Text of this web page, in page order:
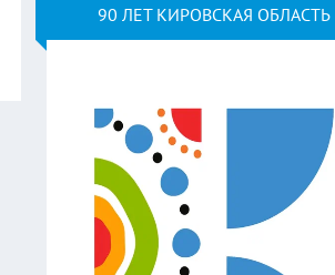
90 ЛЕТ КИРОВСКАЯ ОБЛАСТЬ